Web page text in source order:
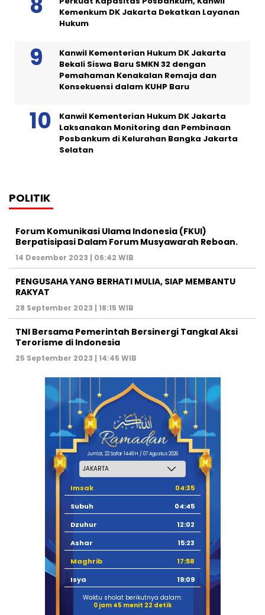
Kemenkum DK Jakarta Dekatkan Layanan
Hukum
Kanwil Kementerian Hukum DK Jakarta
Bekali Siswa Baru SMKN 32 dengan
Pemahaman Kenakalan Remaja dan
Konsekuensi dalam KUHP Baru
Kanwil Kementerian Hukum DK Jakarta
Laksanakan Monitoring dan Pembinaan
Posbankum di Kelurahan Bangka Jakarta
Selatan
POLITIK
Forum Komunikasi Ulama Indonesia (FKUI)
Berpatisipasi Dalam Forum Musyawarah Reboan.
14 Desember 2023 | 06:42 WIB
PENGUSAHA YANG BERHATI MULIA, SIAP MEMBANTU
RAKYAT
28 September 2023 | 18:15 WIB
TNI Bersama Pemerintah Bersinergi Tangkal Aksi
Terorisme di Indonesia
25 September 2023 | 14:45 WIB
Jum'at, 22 Safar 1448 H / 07 Agustus 2026
Imsak
04:35
Subuh
04:45
Dzuhur
12:02
Ashar
15:23
Maghrib
17:58
Isya
19:09
Waktu sholat berikutnya dalam:
0 jam 45 menit 21 detik